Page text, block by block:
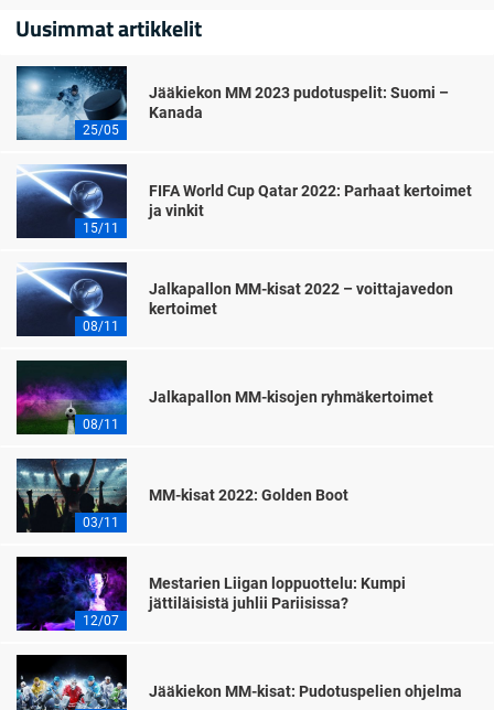
Uusimmat artikkelit
25/05
Jääkiekon MM 2023 pudotuspelit: Suomi –
Kanada
15/11
FIFA World Cup Qatar 2022: Parhaat kertoimet
ja vinkit
08/11
Jalkapallon MM-kisat 2022 – voittajavedon
kertoimet
08/11
Jalkapallon MM-kisojen ryhmäkertoimet
03/11
MM-kisat 2022: Golden Boot
12/07
Mestarien Liigan loppuottelu: Kumpi
jättiläisistä juhlii Pariisissa?
Jääkiekon MM-kisat: Pudotuspelien ohjelma